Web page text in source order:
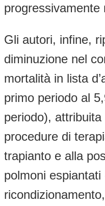
progressivamente
Gli autori, infine,
diminuzione nel
mortalità in lista
primo periodo al
periodo),
procedure di
trapianto e alla
polmoni
ricondizionamento,